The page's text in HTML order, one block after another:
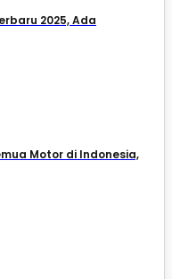
2025, Ada
Motor di Indonesia,